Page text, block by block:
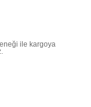
ile kargoya